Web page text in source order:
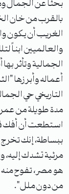
بحثاً عن الجمال
بالقرب من خان
الغريب أن يكون
والعالميين
الجمالية وتأثر
أعماله وأبرزها
التاريخي حي
مدة طويلة من
استطعت أن أفك
ببساطة، إنك
مرئية تشدك
هو مصر، تفوح منه
من دون ملل".